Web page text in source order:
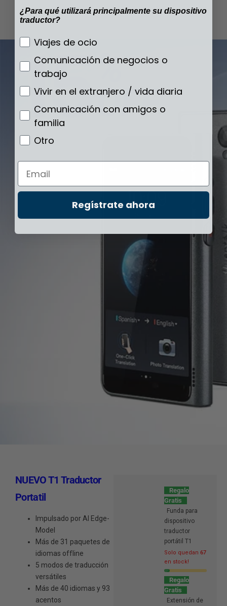
NUEVO T1 Traductor
Portatil
Impulsado por AI Edge-
Model
Más de 31 paquetes de
idiomas offline
5 modos de traducción
versátiles
Más de 40 idiomas y 93
acentos
Regalo
Gratis
Funda para
dispositivo
traductor
portátil T1
Solo quedan 67
en stock!
Regalo
Gratis
Extensión de
¿Para qué utilizará principalmente su dispositivo
traductor?
¿Para qué utilizará principalmente su
Viajes de ocio
Comunicación de negocios o
trabajo
Vivir en el extranjero / vida diaria
Comunicación con amigos o
familia
Otro
Email
Regístrate ahora